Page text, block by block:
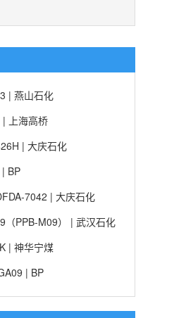
| 燕山石化
上海高桥
| 大庆石化
BP
7042 | 大庆石化
（PPB-M09） | 武汉石化
| 神华宁煤
| BP